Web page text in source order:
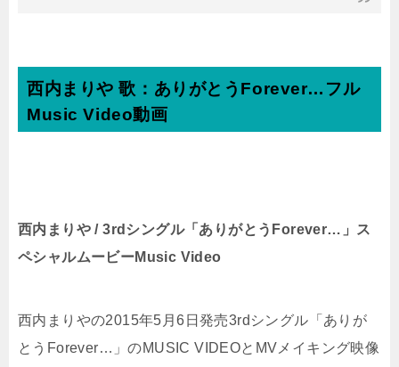
西内まりや 歌： ありがとうForever… フル
Music Video動画
西内まりや / 3rdシングル「ありがとうForever…」ス
ペシャルムービーMusic Video
西内まりやの2015年5月6日発売3rdシングル「ありが
とうForever…­」のMUSIC VIDEOとMVメイキング映像